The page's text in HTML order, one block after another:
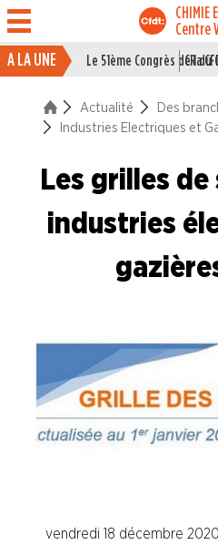
CHIMIE
Centre
ACTUALITÉ
La vie du Syndicat
Industries du Caoutchouc
Industries
Industries du Pétrole
Industries de la Plasturgie
Industries du Verre
A LA UNE Le 51ème Congrès de laCR du
Actualité
Des
Industries Electriques et
Les grilles de
industries
vendredi 18 décembre 2020